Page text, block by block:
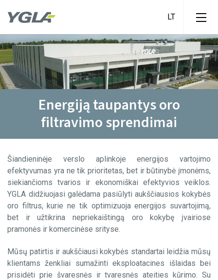
V tipo filtrai
-Energy saving
-Long
-Standard – 4V
Kišeniniai filtrai
-Glass fiber
-Standard
Kompaktiniai filtrai
-Minipleat Cardboard
-Minipleat Plastic
-Minipleat Fiberplast
-Minipleat Foam
Absoliutaus valymo filtrai
-HEPA, EPA, ULPA
Aktyvuotos anglies filtrai
Energiją taupantys oro filtravimo
sprendimai
Sertifikavimas
Privatumo politika
Apie Yglą
Energiją taupantys oro
filtravimo sprendimai
Šiandieninėje verslo aplinkoje energijos vartojimo
efektyvumas yra ne tik prioritetas, bet ir būtinybė įmonėms,
siekiančioms tvarios ir ekonomiškai efektyvios veiklos.
YGLA didžiuojasi galėdama pasiūlyti aukščiausios kokybės
oro filtrus, kurie ne tik optimizuoja energijos suvartojimą,
bet ir užtikrina nepriekaištingą oro kokybę įvairiose
pramonės ir komercinėse srityse.
Mūsų patirtis ir aukščiausi kokybės standartai leidžia mūsų
klientams ženkliai sumažinti eksploatacines išlaidas bei
prisidėti prie švaresnės ir tvaresnės ateities kūrimo. Su